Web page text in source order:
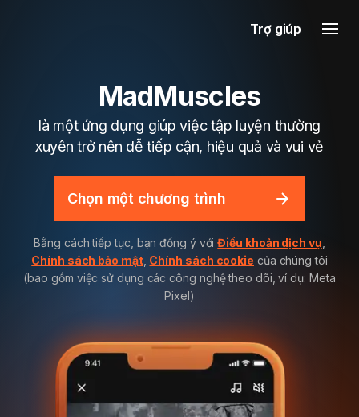
Trợ giúp
MadMuscles
là một ứng dụng giúp việc tập luyện thường
xuyên trở nên dễ tiếp cận, hiệu quả và vui vẻ
Chọn một chương trình
Bằng cách tiếp tục, bạn đồng ý vớiĐiều khoản dịch vụ
Chính sách bảo mật, Chính sách cookie của chúng tôi
(bao gồm việc sử dụng các công nghệ theo dõi, ví dụ: Meta
Pixel)